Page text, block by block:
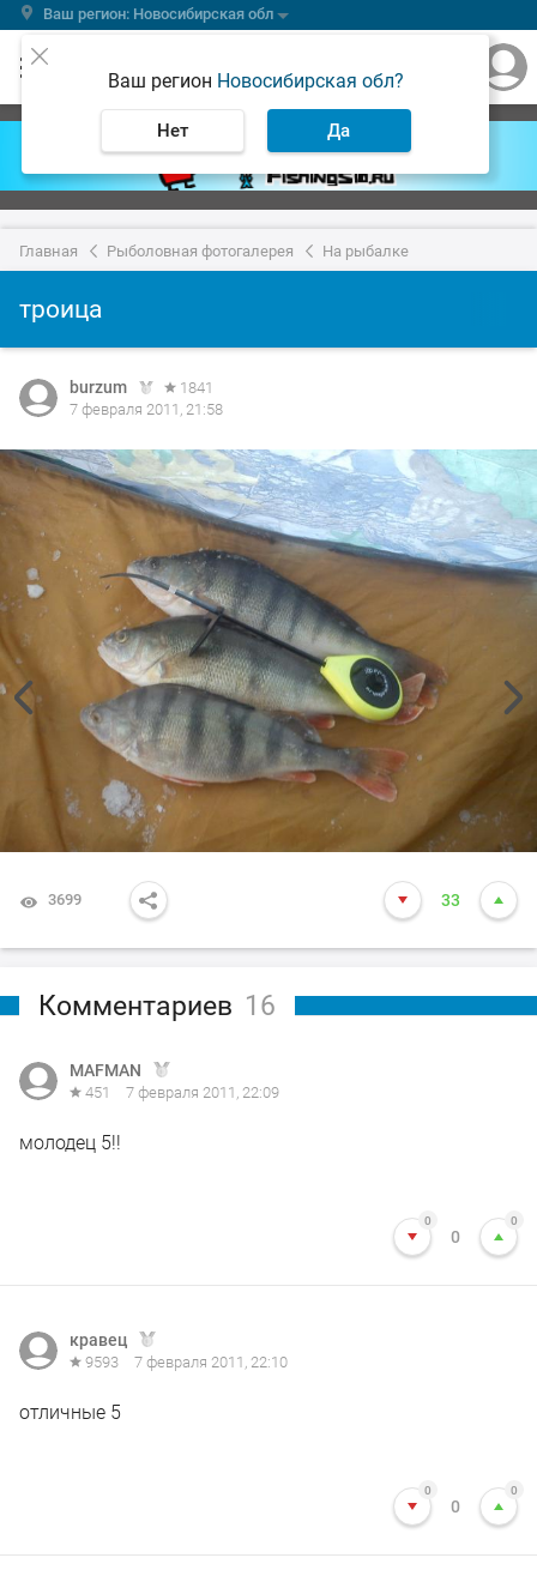
Ваш регион: Новосибирская обл
Ваш регион Новосибирская обл?
Нет Да
Главная Рыболовная фотогалерея На рыбалке
троица
burzum
1841
7 февраля 2011, 21:58
3699 33
Комментариев 16
MAFMAN
451 7 февраля 2011, 22:09
молодец 5!!
0
0
0
кравец
9593 7 февраля 2011, 22:10
отличные 5
0
0
0